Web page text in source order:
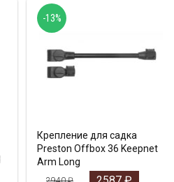
Крепление для садка
Preston Offbox 36 Keepnet
Arm Long
-13%